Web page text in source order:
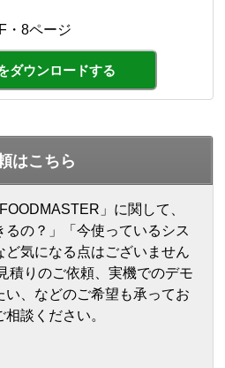
・8ページ
ダウンロードする
はこちら
」に関して、
るの？」「今使っているシス
ど気になる点はございません
積りのご依頼、実機でのデモ
い、などのご希望も承ってお
談ください。